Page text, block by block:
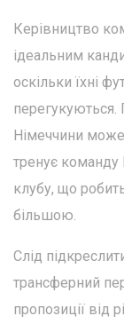
Керівництво
ідеальним
оскільки їхні
перегукуються.
Німеччини
тренує команду
клубу, що
більшою.
Слід
трансферний
пропозиції від